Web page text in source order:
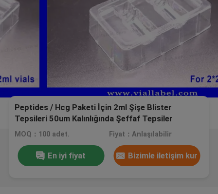
Peptides / Hcg Paketi İçin 2ml Şişe Blister
Tepsileri 50um Kalınlığında Şeffaf Tepsiler
MOQ：100 adet. Fiyat：Anlaşılabilir
En iyi fiyat Bizimle iletişim kur